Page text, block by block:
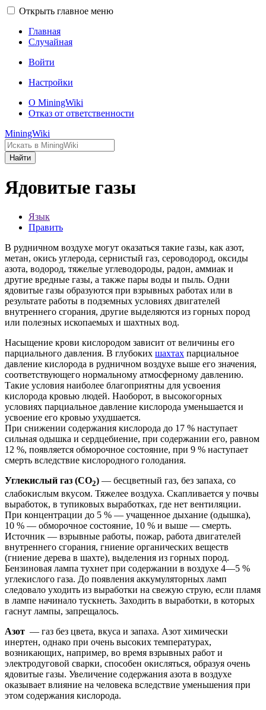
Открыть главное меню
Главная
Случайная
Войти
Настройки
О MiningWiki
Отказ от ответственности
MiningWiki
Найти
Ядовитые газы
Язык
Править
В рудничном воздухе могут оказаться такие газы, как азот,
метан, окись углерода, сернистый газ, сероводород, оксиды
азота, водород, тяжелые углеводороды, радон, аммиак и
другие вредные газы, а также пары воды и пыль. Одни
ядовитые газы образуются при взрывных работах или в
результате работы в подземных условиях двигателей
внутреннего сгорания, другие выделяются из горных пород
или полезных ископаемых и шахтных вод.
Насыщение крови кислородом зависит от величины его
парциального давления. В глубоких шахтах парциальное
давление кислорода в рудничном воздухе выше его значения,
соответствующего нормальному атмосферному давлению.
Такие условия наиболее благоприятны для усвоения
кислорода кровью людей. Наоборот, в высокогорных
условиях парциальное давление кислорода уменьшается и
усвоение его кровью ухудшается.
При снижении содержания кислорода до 17 % наступает
сильная одышка и сердцебиение, при содержании его, равном
12 %, появляется обморочное состояние, при 9 % наступает
смерть вследствие кислородного голодания.
Углекислый газ (CO2) — бесцветный газ, без запаха, со
слабокислым вкусом. Тяжелее воздуха. Скапливается у почвы
выработок, в тупиковых выработках, где нет вентиляции.
При концентрации до 5 % — учащенное дыхание (одышка),
10 % — обморочное состояние, 10 % и выше — смерть.
Источник — взрывные работы, пожар, работа двигателей
внутреннего сгорания, гниение органических веществ
(гниение дерева в шахте), выделения из горных пород.
Бензиновая лампа тухнет при содержании в воздухе 4—5 %
углекислого газа. До появления аккумуляторных ламп
следовало уходить из выработки на свежую струю, если пламя
в лампе начинало тускнеть. Заходить в выработки, в которых
гаснут лампы, запрещалось.
Азот — газ без цвета, вкуса и запаха. Азот химически
инертен, однако при очень высоких температурах,
возникающих, например, во время взрывных работ и
электродуговой сварки, способен окисляться, образуя очень
ядовитые газы. Увеличение содержания азота в воздухе
оказывает влияние на человека вследствие уменьшения при
этом содержания кислорода.